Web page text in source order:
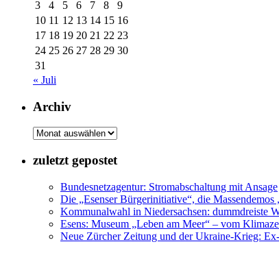
3
4 5 6 7 8
9
10 11 12 13 14 15 16
17 18 19 20 21 22 23
24 25 26 27 28 29 30
31
« Juli
Archiv
Archiv
zuletzt gepostet
Bundesnetzagentur: Stromabschaltung mit Ansage
Die „Esenser Bürgerinitiative“, die
Kommunalwahl in Niedersachsen: dummdreiste
Esens: Museum „Leben am Meer“ – vom
Neue Zürcher Zeitung und der Ukraine-Krieg: